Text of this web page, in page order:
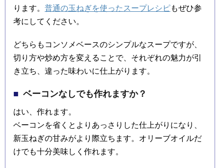
ります。 普通の玉ねぎを使ったスープレシピもぜひ参
考にしてください。
どちらもコンソメベースのシンプルなスープですが、
切り方や炒め方を変えることで、それぞれの魅力が引
き立ち、違った味わいに仕上がります。
ベーコンなしでも作れますか？
はい、作れます。
ベーコンを省くとよりあっさりした仕上がりになり、
新玉ねぎの甘みがより際立ちます。オリーブオイルだ
けでも十分美味しく作れます。